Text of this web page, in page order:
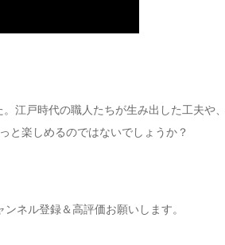
江戸時代の職人たちが生み出した工夫や
と楽しめるのではないでしょうか？
ネル登録＆高評価お願いします。